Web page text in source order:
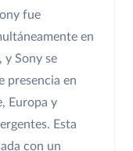
fue
en
y Sony se
presencia en
Europa y
Esta
con un